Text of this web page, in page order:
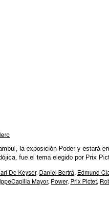
la exposición Poder y estará
fue el tema elegido por Prix
De Keyser, Daniel Bertrá, Edmund
Mayor, Power, Prix Pictet,